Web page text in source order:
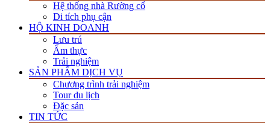
Hệ thống nhà Rường cổ
Di tích phụ cận
HỘ KINH DOANH
Lưu trú
Ẩm thực
Trải nghiệm
SẢN PHẨM DỊCH VỤ
Chương trình trải nghiệm
Tour du lịch
Đặc sản
TIN TỨC